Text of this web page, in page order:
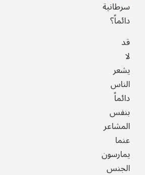
سرطانية
دائماً؟
قد
لا
يشعر
الناس
دائماً
بنفس
المشاعر
عنما
يمارسون
الجنس